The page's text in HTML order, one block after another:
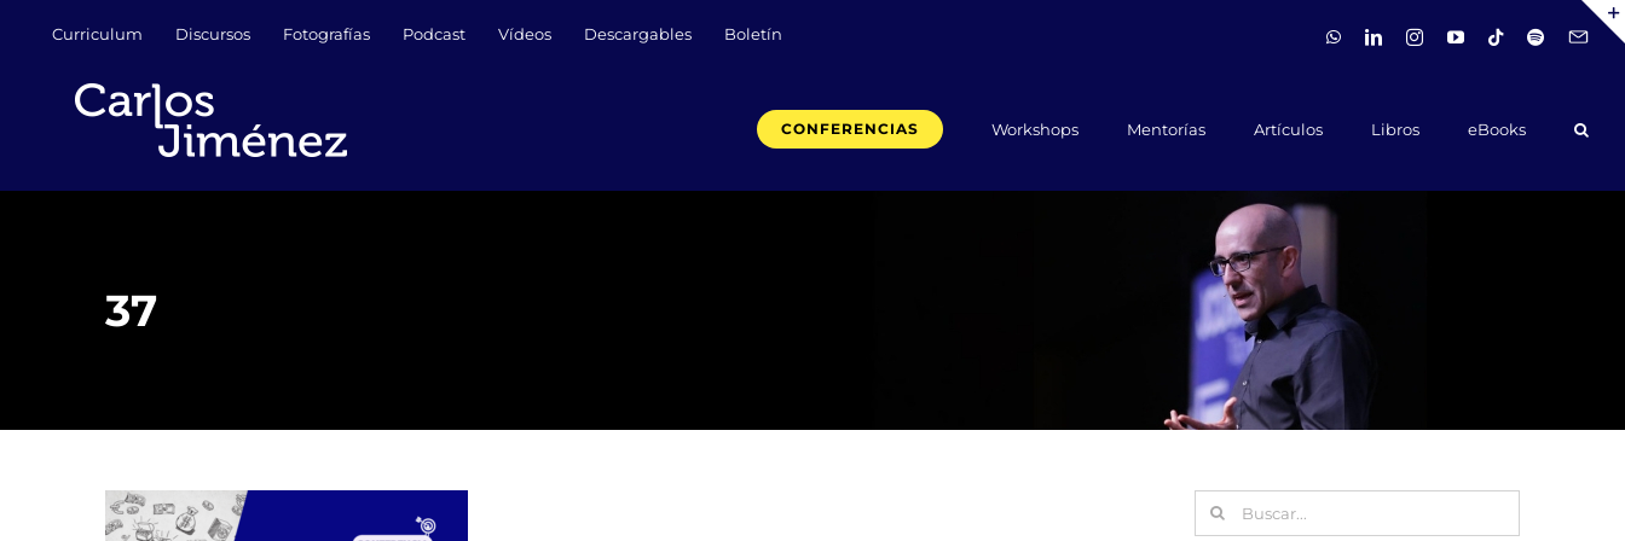
contenido
Curriculum Discursos Fotografías Podcast Vídeos Descargables Boletín WhatsApp
LinkedInInstagramYouTubeTiktokSpotify
CONFERENCIAS Workshops Mentorías Artículos Libros eBooks
37
Buscar: